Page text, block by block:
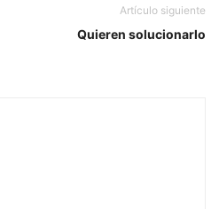
Artículo siguiente
Quieren solucionarlo